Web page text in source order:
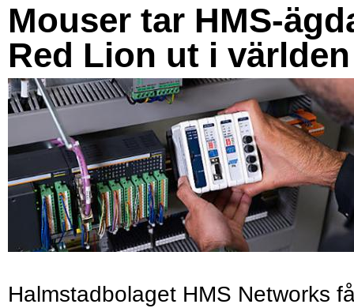
Mouser tar HMS-
Red Lion ut i världen
Halmstadbolaget HMS Networks